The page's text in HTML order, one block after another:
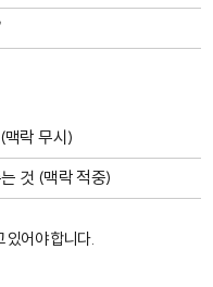
맥락 무시)
것 (맥락 적중)
있어야 합니다.